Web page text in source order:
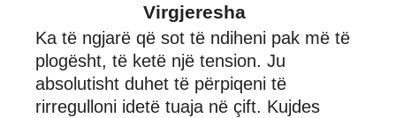
Virgjeresha
Ka të ngjarë që sot të ndiheni pak më të
plogësht, të ketë një tension. Ju
absolutisht duhet të përpiqeni të
rirregulloni idetë tuaja në çift. Kujdes